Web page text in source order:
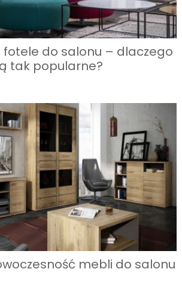
fotele do salonu – dlaczego
tak popularne?
mebli do salonu